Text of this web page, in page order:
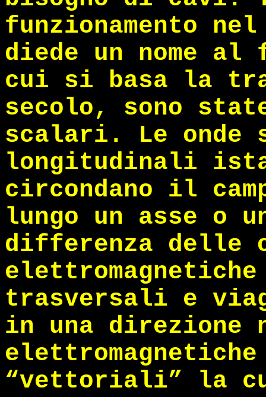
funzionamento
diede un nome al
cui si basa la
secolo, sono
scalari. Le onde
longitudinali
circondano il
lungo un asse o
differenza delle
trasversali e
in una direzione
elettromagnetiche
“vettoriali” la